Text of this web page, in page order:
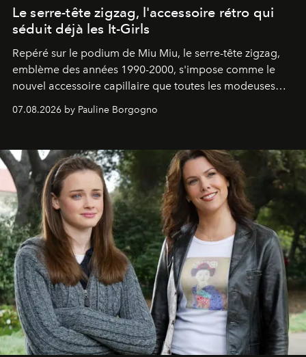
Le serre-tête zigzag, l'accessoire rétro qui
séduit déjà les It-Girls
Repéré sur le podium de Miu Miu, le serre-tête zigzag,
emblème des années 1990-2000, s'impose comme le
nouvel accessoire capillaire que toutes les modeuses
07.08.2026 by Pauline Borgogno